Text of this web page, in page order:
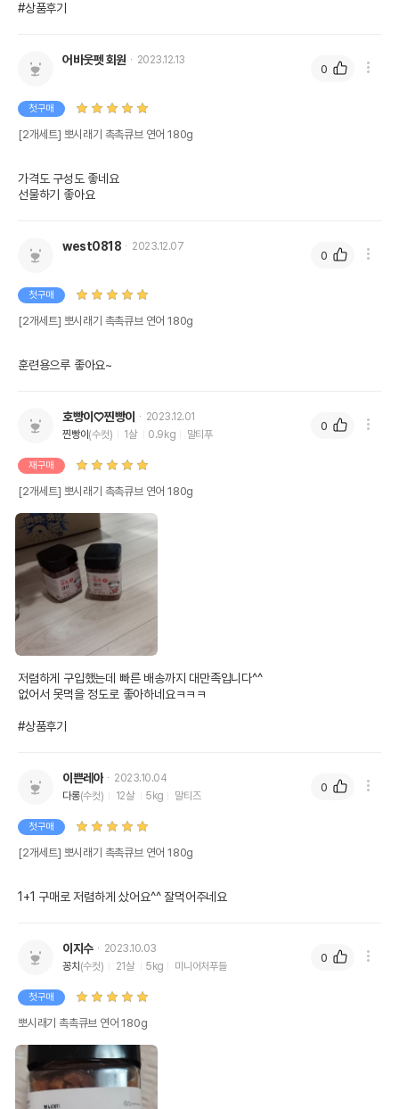
#상품후기
어바웃펫 회원 2023.12.13
첫구매
[2개세트] 뽀시래기 촉촉큐브 연어 180g
가격도 구성도 좋네요
선물하기 좋아요
0
west0818 2023.12.07
첫구매
[2개세트] 뽀시래기 촉촉큐브 연어 180g
훈련용으루 좋아요~
0
호빵이♡찐빵이
2023.12.01
찐빵이 (수컷) 1살 0.9kg 말티푸
재구매
[2개세트] 뽀시래기 촉촉큐브 연어 180g
저렴하게 구입했는데 빠른 배송까지 대만족입니다^^
없어서 못먹을 정도로 좋아하네요ㅋㅋㅋ
#상품후기
0
이쁜레아
2023.10.04
다롱(수컷) 12살 5kg 말티즈
첫구매
[2개세트] 뽀시래기 촉촉큐브 연어 180g
1+1 구매로 저렴하게 샀어요^^ 잘먹어주네요
0
이지수
2023.10.03
꽁치 (수컷) 21살 5kg 미니어처푸들
첫구매
뽀시래기 촉촉큐브 연어 180g
0